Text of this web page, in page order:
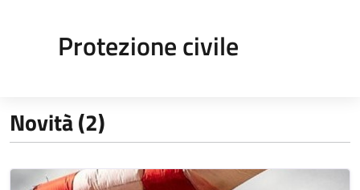
Protezione civile
Novità (2)